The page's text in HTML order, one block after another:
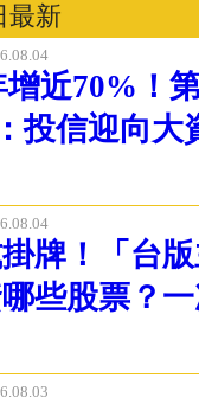
最新
近70%！
投信迎向大
牌！「台
些股票？